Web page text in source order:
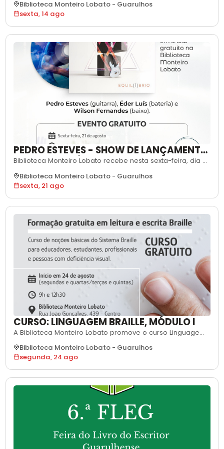
participantes vão conhecer e jogar Citadels, um jogo de
estratégia, blefe e construção ambientado em um cenário
medieval, no qual cada jogador escolhe personagens
secretos com habilidades pró
Biblioteca Monteiro Lobato - Guarulhos
sexta, 14 ago
PEDRO ESTEVES - SHOW DE LANÇAMENTO
DO CD "EQUILÍBRIO"
Biblioteca Monteiro Lobato recebe nesta sexta-feira, dia 21
guitarrista Pedro Esteves. A apresentação reúne um trio
de instrumentistas, com Éder Luís na bateria e Wilson
Fernandes no baixo, em um repertório de rock
instrumental que passa por fai
Biblioteca Monteiro Lobato - Guarulhos
sexta, 21 ago
CURSO: LINGUAGEM BRAILLE, MÓDULO I
A Biblioteca Monteiro Lobato promove o curso Linguagem
básicas do Sistema Braille como técnica de leitura e
escrita. As aulas têm início em 24 de agosto e são
voltadas a educadores, estudantes, profissionais das
redes pública e particular e adultos
Biblioteca Monteiro Lobato - Guarulhos
segunda, 24 ago